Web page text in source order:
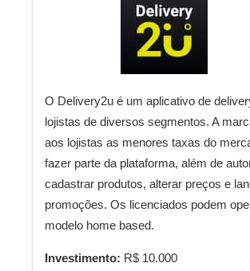
O Delivery2u é um aplicativo de
lojistas de diversos segmentos. A
aos lojistas as menores taxas do
fazer parte da plataforma, além de
cadastrar produtos, alterar preços e
promoções. Os licenciados podem
modelo home based.
Investimento: R$ 10.000